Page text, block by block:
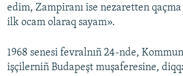
edim, Zampiranı ise nezaretten
ilk ocam olaraq sayam».
1968 senesi fevralnıñ 24-nde,
işçilerniñ Budapeşt muşaferesine,